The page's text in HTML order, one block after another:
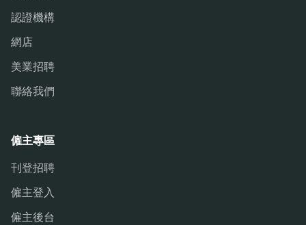
認證機構
網店
美業招聘
聯絡我們
僱主專區
刊登招聘
僱主登入
僱主後台